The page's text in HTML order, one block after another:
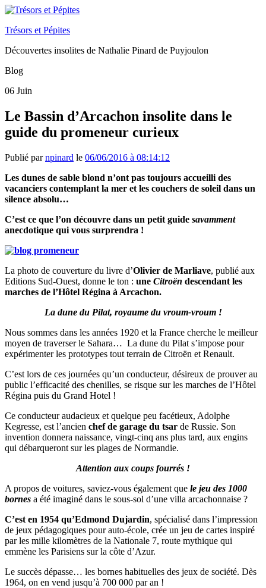
Trésors et Pépites
Découvertes insolites de Nathalie Pinard de Puyjoulon
Blog
06 Juin
Le Bassin d’Arcachon insolite dans le
guide du promeneur curieux
Publié parnpinard le 06/06/2016 à 08:14:12
Les dunes de sable blond n’ont pas toujours accueilli des
vacanciers contemplant la mer et les couchers de soleil dans un
silence absolu…
C’est ce que l’on découvre dans un petit guide savamment
anecdotique qui vous surprendra !
La photo de couverture du livre d’Olivier de Marliave, publié aux
Editions Sud-Ouest, donne le ton : une Citroën descendant les
marches de l’Hôtel Régina à Arcachon.
La dune du Pilat, royaume du vroum-vroum !
Nous sommes dans les années 1920 et la France cherche le meilleur
moyen de traverser le Sahara… La dune du Pilat s’impose pour
expérimenter les prototypes tout terrain de Citroën et Renault.
C’est lors de ces journées qu’un conducteur, désireux de prouver au
public l’efficacité des chenilles, se risque sur les marches de l’Hôtel
Régina puis du Grand Hotel !
Ce conducteur audacieux et quelque peu facétieux, Adolphe
Kegresse, est l’ancien chef de garage du tsar de Russie. Son
invention donnera naissance, vingt-cinq ans plus tard, aux engins
qui débarqueront sur les plages de Normandie.
Attention aux coups fourrés !
A propos de voitures, saviez-vous également que le jeu des 1000
bornes a été imaginé dans le sous-sol d’une villa arcachonnaise ?
C’est en 1954 qu’Edmond Dujardin, spécialisé dans l’impression
de jeux pédagogiques pour auto-école, crée un jeu de cartes inspiré
par les mille kilomètres de la Nationale 7, route mythique qui
emmène les Parisiens sur la côte d’Azur.
Le succès dépasse… les bornes habituelles des jeux de société. Dès
1964, on en vend jusqu’à 700 000 par an !